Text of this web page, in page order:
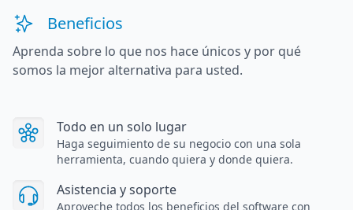
Beneficios
Aprenda sobre lo que nos hace únicos y por qué
somos la mejor alternativa para usted.
Todo en un solo lugar
Haga seguimiento de su negocio con una sola
herramienta, cuando quiera y donde quiera.
Asistencia y soporte
Aproveche todos los beneficios del software con